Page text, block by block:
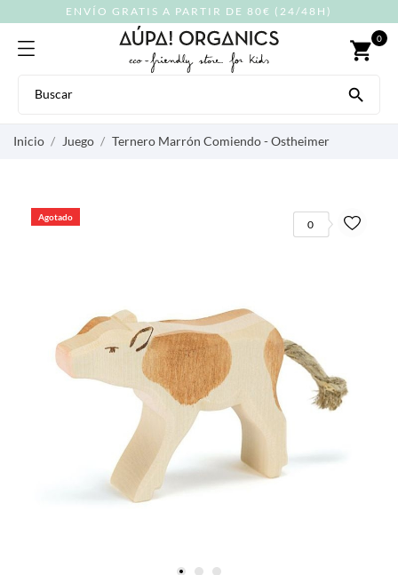
ENVÍO GRATIS A PARTIR DE 80€ (24/48H)
shopping_cart 0

Inicio Juego Ternero Marrón Comiendo - Ostheimer
Agotado
0